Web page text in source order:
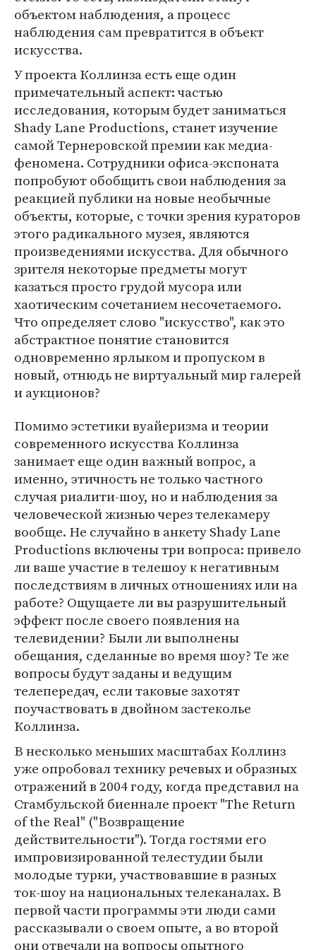
объектом наблюдения, а процесс
наблюдения сам превратится в объект
искусства.
У проекта Коллинза есть еще один
примечательный аспект: частью
исследования, которым будет заниматься
Shady Lane Productions, станет изучение
самой Тернеровской премии как медиа-
феномена. Сотрудники офиса-экспоната
попробуют обобщить свои наблюдения за
реакцией публики на новые необычные
объекты, которые, с точки зрения кураторов
этого радикального музея, являются
произведениями искусства. Для обычного
зрителя некоторые предметы могут
казаться просто грудой мусора или
хаотическим сочетанием несочетаемого.
Что определяет слово "искусство", как это
абстрактное понятие становится
одновременно ярлыком и пропуском в
новый, отнюдь не виртуальный мир галерей
и аукционов?
Помимо эстетики вуайеризма и теории
современного искусства Коллинза
занимает еще один важный вопрос, а
именно, этичность не только частного
случая риалити-шоу, но и наблюдения за
человеческой жизнью через телекамеру
вообще. Не случайно в анкету Shady Lane
Productions включены три вопроса: привело
ли ваше участие в телешоу к негативным
последствиям в личных отношениях или на
работе? Ощущаете ли вы разрушительный
эффект после своего появления на
телевидении? Были ли выполнены
обещания, сделанные во время шоу? Те же
вопросы будут заданы и ведущим
телепередач, если таковые захотят
поучаствовать в двойном застеколье
Коллинза.
В несколько меньших масштабах Коллинз
уже опробовал технику речевых и образных
отражений в 2004 году, когда представил на
Стамбульской биеннале проект "The Return
of the Real" ("Возвращение
действительности"). Тогда гостями его
импровизированной телестудии были
молодые турки, участвовавшие в разных
ток-шоу на национальных телеканалах. В
первой части программы эти люди сами
рассказывали о своем опыте, а во второй
они отвечали на вопросы опытного